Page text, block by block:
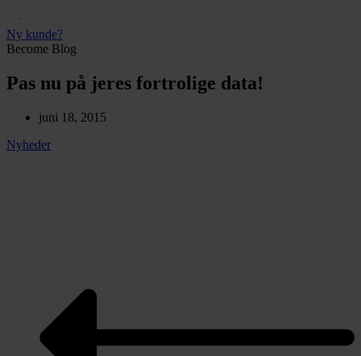
Ny kunde?
Become Blog
Pas nu på jeres fortrolige data!
juni 18, 2015
Nyheder